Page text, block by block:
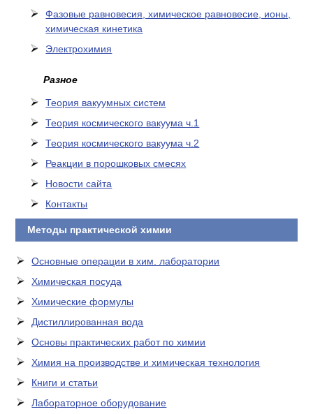
Фазовые равновесия, химическое равновесие, ионы,
химическая кинетика
Электрохимия
Разное
Теория вакуумных систем
Теория космического вакуума ч.1
Теория космического вакуума ч.2
Реакции в порошковых смесях
Новости сайта
Контакты
Методы практической химии
Основные операции в хим. лаборатории
Химическая посуда
Химические формулы
Дистиллированная вода
Основы практических работ по химии
Химия на производстве и химическая технология
Книги и статьи
Лабораторное оборудование